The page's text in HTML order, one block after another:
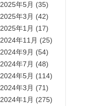
2025年5月 (35)
2025年3月 (42)
2025年1月 (17)
2024年11月 (25)
2024年9月 (54)
2024年7月 (48)
2024年5月 (114)
2024年3月 (71)
2024年1月 (275)